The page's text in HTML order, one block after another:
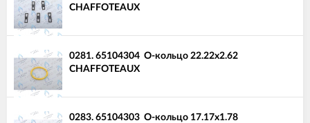
CHAFFOTEAUX
0281. 65104304 О-кольцо 22.22x2.62
CHAFFOTEAUX
0283. 65104303 О-кольцо 17.17x1.78